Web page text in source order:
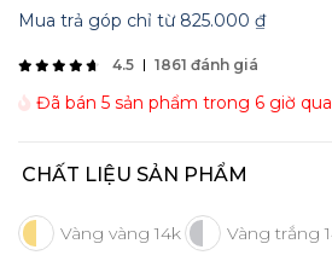
Mua trả góp chỉ từ 825.000 ₫
4.5 1861 đánh giá
Đã bán 5 sản phẩm trong 6 giờ qua
CHẤT LIỆU SẢN PHẨM